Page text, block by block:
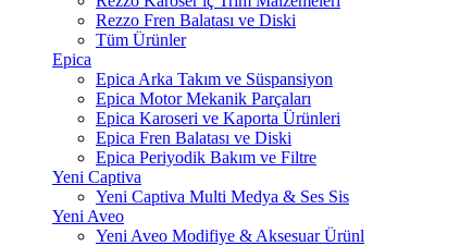
Rezzo Fren Balatası ve Diski
Tüm Ürünler
Epica
Epica Arka Takım ve Süspansiyon
Epica Motor Mekanik Parçaları
Epica Karoseri ve Kaporta Ürünleri
Epica Fren Balatası ve Diski
Epica Periyodik Bakım ve Filtre
Yeni Captiva
Yeni Captiva Multi Medya & Ses Sis
Yeni Aveo
Yeni Aveo Modifiye & Aksesuar Ürünl